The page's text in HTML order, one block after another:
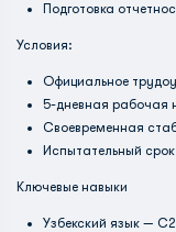
Подготовка
Условия:
Официальное
5-дневная рабочая
Своевременная
Испытательный
Ключевые навыки
Узбекский язык —